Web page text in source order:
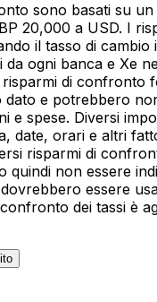
sono basati su un
20,000 a USD. I
il tasso di cambio
da ogni banca e Xe
di confronto
dato e potrebbero
e spese. Diversi
date, orari e altri
risparmi di
quindi non essere
essere
dei tassi è